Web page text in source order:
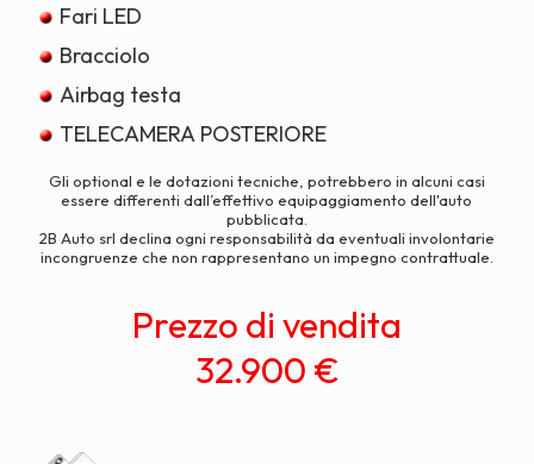
Fari LED
Bracciolo
Airbag testa
TELECAMERA POSTERIORE
Gli optional e le dotazioni tecniche, potrebbero in alcuni casi
essere differenti dall’effettivo equipaggiamento dell'auto
pubblicata.
2B Auto srl declina ogni responsabilità da eventuali involontarie
incongruenze che non rappresentano un impegno contrattuale.
Prezzo di vendita
32.900 €